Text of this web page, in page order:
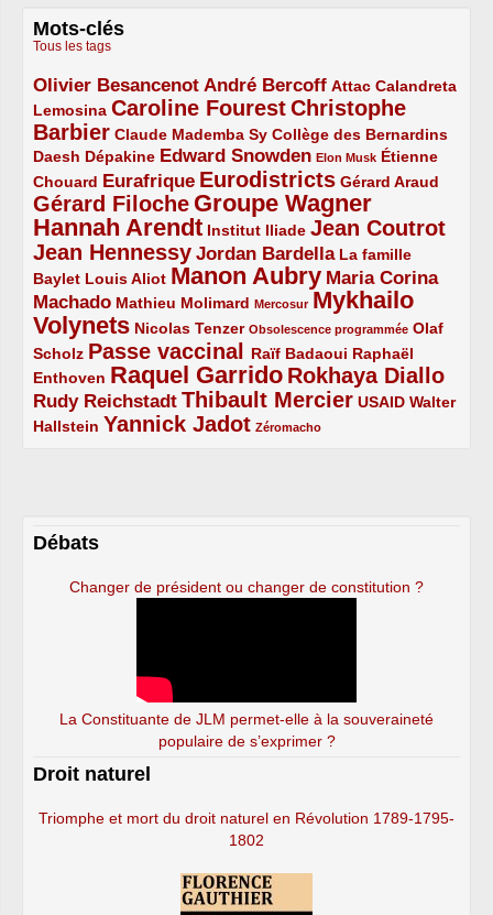
Mots-clés
Tous les tags
Olivier Besancenot
3/5 André Bercoff
3/5 Attac
2/5
Calandreta
Lemosina
2/5 Caroline Fourest
4/5
Christophe
Barbier
4/5 Claude Mademba Sy
2/5 Collège des Bernardins
2/5
Daesh
2/5 Dépakine
2/5 Edward Snowden
3/5 Elon Musk
1/5
Étienne
Chouard
2/5 Eurafrique
3/5 Eurodistricts
4/5 Gérard Araud
2/5
Gérard Filoche
4/5 Groupe Wagner
5/5
Hannah Arendt
5/5 Institut Iliade
2/5 Jean Coutrot
4/5
Jean Hennessy
4/5 Jordan Bardella
3/5
La famille
Baylet
2/5 Louis Aliot
2/5 Manon Aubry
5/5
Maria Corina
Machado
3/5 Mathieu Molimard
2/5 Mercosur
1/5
Mykhailo
Volynets
5/5 Nicolas Tenzer
2/5 Obsolescence programmée
1/5
Olaf
Scholz
2/5 Passe vaccinal
4/5 Raïf Badaoui
2/5
Raphaël
Enthoven
2/5 Raquel Garrido
5/5 Rokhaya Diallo
4/5
Rudy Reichstadt
3/5 Thibault Mercier
4/5 USAID
2/5
Walter
Hallstein
2/5 Yannick Jadot
4/5 Zéromacho
1/5
Débats
Changer de président ou changer de constitution ?
La Constituante de JLM permet-elle à la souveraineté
populaire de s’exprimer ?
Droit naturel
Triomphe et mort du droit naturel en Révolution 1789-1795-
1802